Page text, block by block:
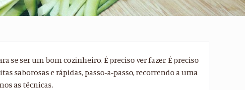
se ser um bom cozinheiro. É preciso ver fazer. É preciso
saborosas e rápidas, passo-a-passo, recorrendo a uma
as técnicas.